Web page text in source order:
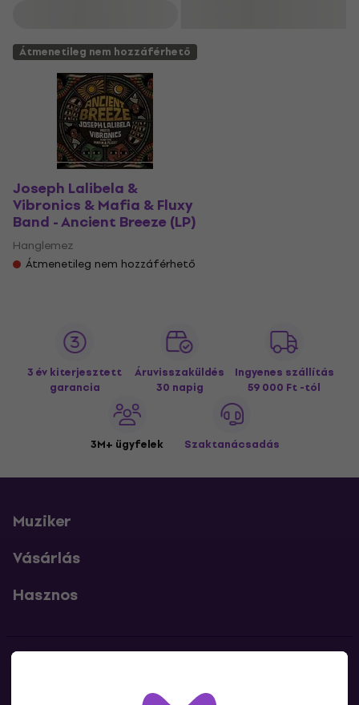
Átmenetileg nem hozzáférhető
Joseph Lalibela &
Vibronics & Mafia & Fluxy
Band - Ancient Breeze (LP)
Hanglemez
Átmenetileg nem hozzáférhető
3 év kiterjesztett
garancia
Áruvisszaküldés
30 napig
Ingyenes szállítás
59 000 Ft -tól
3M+ ügyfelek Szaktanácsadás
Muziker
Vásárlás
Hasznos